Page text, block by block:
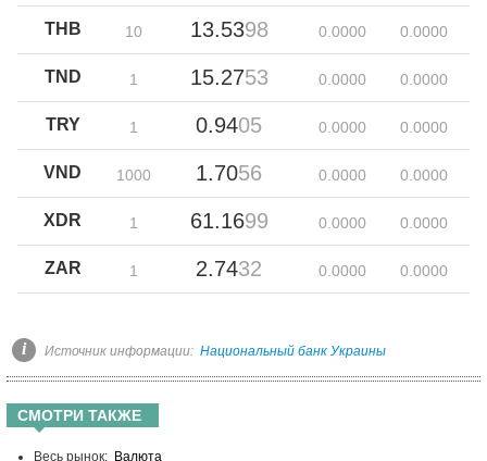
THB 10 13.5398 0.0000 0.0000
TND 1 15.2753 0.0000 0.0000
TRY 1 0.9405 0.0000 0.0000
VND 1000 1.7056 0.0000 0.0000
XDR 1 61.1699 0.0000 0.0000
ZAR 1 2.7432 0.0000 0.0000
i Источник информации: Национальный банк Украины
СМОТРИ ТАКЖЕ
Весь рынок: Валюта